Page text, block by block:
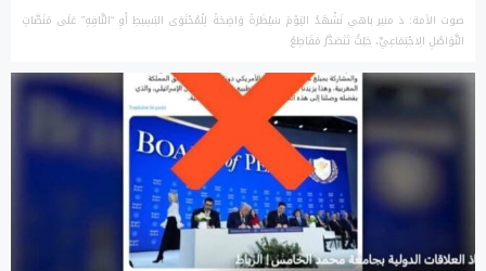
صوت الأمة: ذ منير باهي نَشْهَدُ اليَوْمَ سَيْطَرَةً وَاضِحَةً لِلْمُحْتَوَى البَسِيطِ أَوِ “التَّافِهِ” عَلَى مَنَصَّاتِ
التَّوَاصُلِ الِاجْتِمَاعِيِّ، حَيْثُ تَتَصَدَّرُ مَقَاطِعُ